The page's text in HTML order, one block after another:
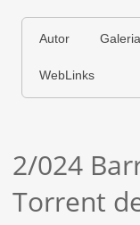
Autor
WebLinks
2/024
Torrent